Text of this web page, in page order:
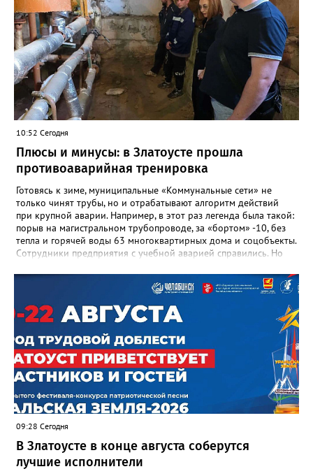
ценностями и любовью к своему делу. Для многих Галина
Ивановна навсегда останется не только талантливым
руководителем, но и настоящим Учителем с большой буквы», -
говорится в сообществе школы №23 во ВКонтакте. Свои
соболезнования семье Галины Ивановны выразил глава
Златоуста Олег Решетников. «Её вклад зафиксирован в
важнейших документах школы, но главное - он остался в
людях: в тех учителях, которых она поддержала, в тех
учениках, которых она вдохновила. Заслуженный учитель РФ,
«Отличник народного просвещения», обладатель медали «За
доблестный труд», Галина Ивановна оставила не только
награды и документы, но и работающий, живой механизм
школы, который продолжает жить её принципами», - говорится
в некрологе.
10:52 Сегодня
Плюсы и минусы: в Златоусте прошла
противоаварийная тренировка
Готовясь к зиме, муниципальные «Коммунальные сети» не
только чинят трубы, но и отрабатывают алгоритм действий
при крупной аварии. Например, в этот раз легенда была такой:
порыв на магистральном трубопроводе, за «бортом» -10, без
тепла и горячей воды 63 многоквартирных дома и соцобъекты.
Сотрудники предприятия с учебной аварией справились. Но
отметили и недочёты. «Например, управляющие компании
несвоевременно приняли меры для предотвращения
“перемерзания” общей домовой тепловой сети
многоквартирного дома, отсутствовало взаимодействие с
ресурсоснабжающей организацией, ЕДДС и иными службами»,
— сообщила начальник Главного управления ГЖИ Ирина
Настенко. В следующий раз, рекомендовали в
Госжилинспекции, службы должны действовать слаженно. И
оперативно делиться информацией со всеми
заинтересованными – от поставщика тепла до конечных
потребителей.
09:28 Сегодня
В Златоусте в конце августа соберутся
лучшие исполнители